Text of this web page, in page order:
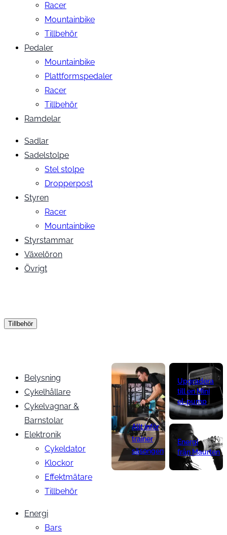
Racer
Mountainbike
Tillbehör
Pedaler
Mountainbike
Plattformspedaler
Racer
Tillbehör
Ramdelar
Sadlar
Sadelstolpe
Stel stolpe
Dropperpost
Styren
Racer
Mountainbike
Styrstammar
Växelöron
Övrigt
Tillbehör
Belysning
Cykelhållare
Cykelvagnar &
Barnstolar
Elektronik
Cykeldator
Klockor
Effektmätare
Tillbehör
Energi
Bars
Allt inför
trainer
säsongen
Upgradera
till en Mini
el-pump
Energi
från Maurten